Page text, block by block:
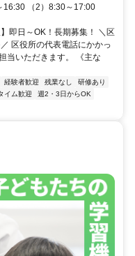
16:30 （2）8:30～17:00
即日～OK！長期募集！ ＼区
区役所の代表電話にかかっ
当いただきます。 《主な
経験者歓迎 残業なし
研修あり
イム歓迎
週2・3日からOK